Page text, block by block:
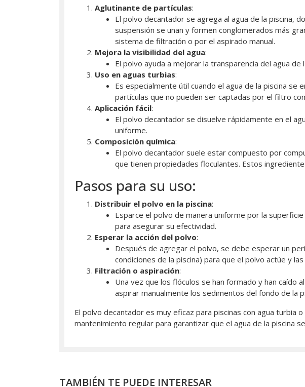
Aglutinante de partículas:
El polvo decantador se agrega al agua de la piscina,
suspensión se unan y formen conglomerados más
sistema de filtración o por el aspirado manual.
Mejora la visibilidad del agua:
El polvo ayuda a mejorar la transparencia del agua de
Uso en aguas turbias:
Es especialmente útil cuando el agua de la piscina
partículas que no pueden ser captadas por el filtro
Aplicación fácil:
El polvo decantador se disuelve rápidamente en el
uniforme.
Composición química:
El polvo decantador suele estar compuesto por
que tienen propiedades floculantes. Estos
Pasos para su uso:
Distribuir el polvo en la piscina:
Esparce el polvo de manera uniforme por la
para asegurar su efectividad.
Esperar la acción del polvo:
Después de agregar el polvo, se debe esperar un
condiciones de la piscina) para que el polvo actúe y
Filtración o aspiración:
Una vez que los flóculos se han formado y han caído
aspirar manualmente los sedimentos del fondo de la
El polvo decantador es muy eficaz para piscinas con agua
mantenimiento regular para garantizar que el agua de la piscina
TAMBIÉN TE PUEDE INTERESAR